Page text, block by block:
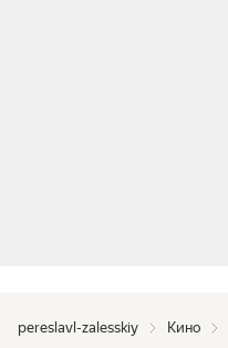
pereslavl-zalesskiy Кино